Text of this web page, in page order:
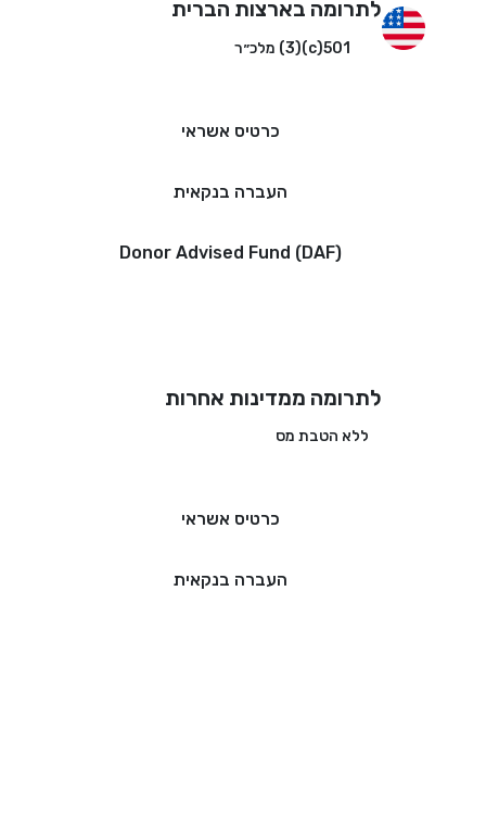
לתרומה בארצות הברית
501(c)(3) מלכ״ר
כרטיס אשראי
העברה בנקאית
Donor Advised Fund (DAF)
לתרומה ממדינות אחרות
ללא הטבת מס
כרטיס אשראי
העברה בנקאית